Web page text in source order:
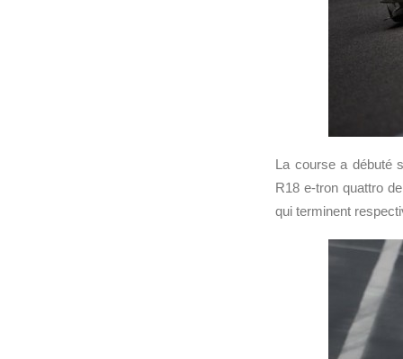
La course a débuté
R18 e-tron quattro
qui terminent